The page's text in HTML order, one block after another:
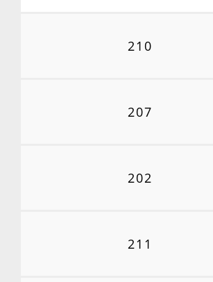
210
207
202
211